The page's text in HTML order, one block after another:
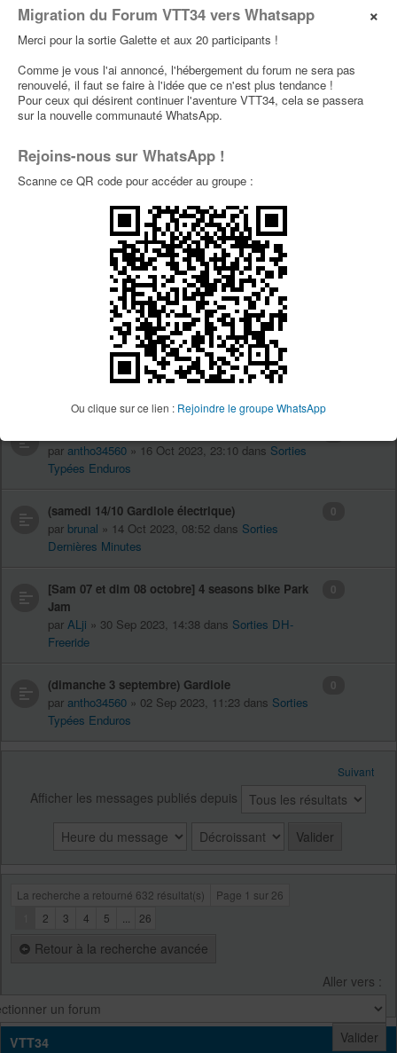
×
Migration du Forum VTT34 vers Whatsapp
Merci pour la sortie Galette et aux 20 participants !
Comme je vous l'ai annoncé, l'hébergement du forum ne sera pas
renouvelé, il faut se faire à l'idée que ce n'est plus tendance !
Pour ceux qui désirent continuer l'aventure VTT34, cela se passera
sur la nouvelle communauté WhatsApp.
Rejoins-nous sur WhatsApp !
Scanne ce QR code pour accéder au groupe :
Ou clique sur ce lien : Rejoindre le groupe WhatsApp
Enduros
parantho34560» 23 Mars 2024, 11:36 dansSorties
Typées Enduros
parALji» 23 Fév 2024, 21:45 dans
Dernières Minutes
Faute de rouler, faut rêver ....
» 09 Fév 2024, 16:08 dansPhotos et
soutien MBF
» 26 Jan 2024, 16:20 dansLe Bistrot
» 11 Nov 2023, 23:00 dansPhotos et
par antho34560 » 16 Oct 2023, 23:10 dans Sorties
Typées Enduros
(samedi 14/10 Gardiole électrique)
par brunal » 14 Oct 2023, 08:52 dans Sorties
Dernières Minutes
0
[Sam 07 et dim 08 octobre] 4 seasons bike Park
Jam
par ALji » 30 Sep 2023, 14:38 dans Sorties DH-
Freeride
0
(dimanche 3 septembre) Gardiole
par antho34560 » 02 Sep 2023, 11:23 dans Sorties
Typées Enduros
0
Suivant
Afficher les messages publiés depuis
La recherche a retourné 632 résultat(s) Page 1 sur 26
2 3 4 5 26
Retour à la recherche avancée
Aller vers :
VTT34